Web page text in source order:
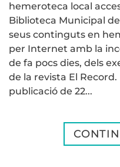
hemeroteca local
Biblioteca Municipal
seus continguts en
per Internet amb la
de fa pocs dies, dels
de la revista El
publicació de 22...